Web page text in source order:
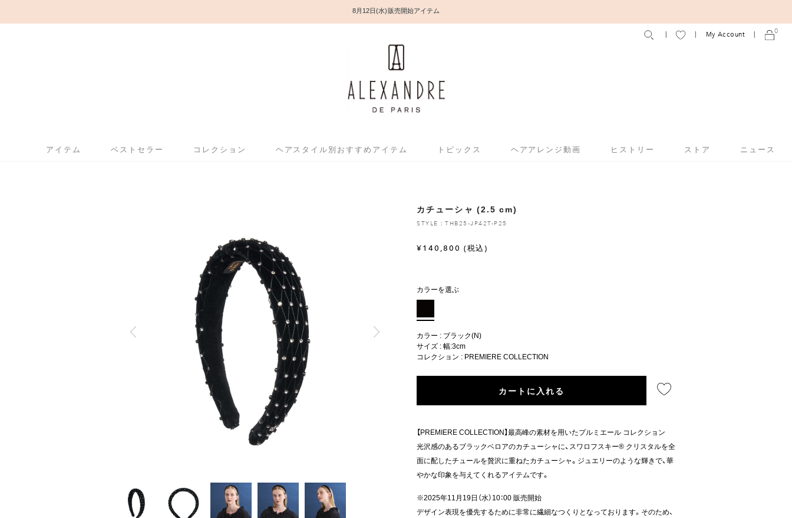
8月12日(水) 販売開始アイテム
アイテム ベストセラー コレクション ヘアスタイル別おすすめアイテム トピックス ヘアアレンジ動画 ヒストリー ストア ニュース
My Account 0
カチューシャ (2.5 cm)
STYLE：THB25-JP42T-P25
¥ 140,800 (税込)
カラーを選ぶ
カラー : ブラック(N)
サイズ : 幅:3cm
コレクション : PREMIERE COLLECTION
カートに入れる
【PREMIERE COLLECTION】最高峰の素材を用いたプルミエール コレクション
光沢感のあるブラックベロアのカチューシャに、スワロフスキー® クリスタルを全
面に配したチュールを贅沢に重ねたカチューシャ。ジュエリーのような輝きで、華
やかな印象を与えてくれるアイテムです。
※2025年11月19日（水）10：00 販売開始
デザイン表現を優先するために非常に繊細なつくりとなっております。そのため、